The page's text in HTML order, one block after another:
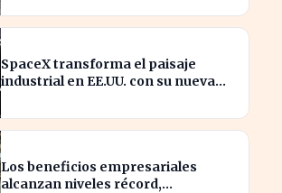
SpaceX transforma el paisaje
industrial en EE.UU. con su nueva
Los beneficios empresariales
alcanzan niveles récord,